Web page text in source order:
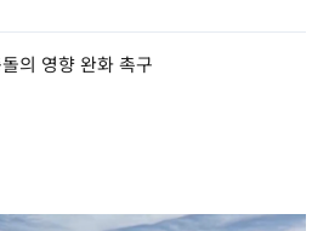
의 영향 완화 촉구